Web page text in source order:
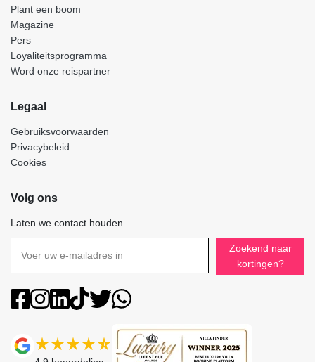
Plant een boom
Magazine
Pers
Loyaliteitsprogramma
Word onze reispartner
Legaal
Gebruiksvoorwaarden
Privacybeleid
Cookies
Volg ons
Laten we contact houden
Zoekend naar
kortingen?